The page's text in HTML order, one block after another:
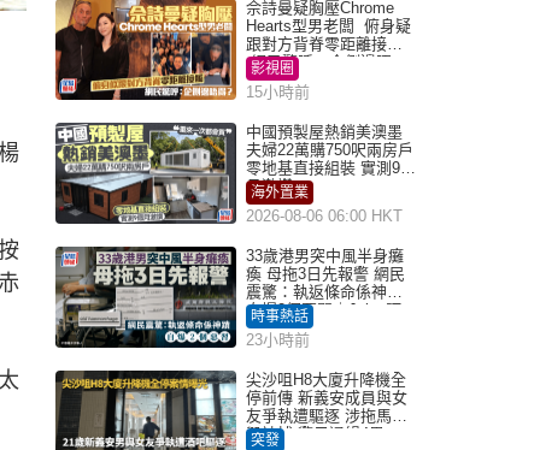
佘詩曼疑胸壓Chrome
Hearts型男老闆 俯身疑
跟對方背脊零距離接觸
網民驚呼：企側邊唔
得？
影視圈
15小時前
中國預製屋熱銷美澳墨
夫婦22萬購750呎兩房戶
零地基直接組裝 實測9個
月激讚
海外置業
2026-08-06 06:00 HKT
33歲港男突中風半身癱
瘓 母拖3日先報警 網民
震驚：執返條命係神蹟
自爆2個惡習｜Juicy叮
時事熱話
23小時前
尖沙咀H8大廈升降機全
停前傳 新義安成員與女
友爭執遭驅逐 涉拖馬刑
毀被捕 警另通緝4男
突發